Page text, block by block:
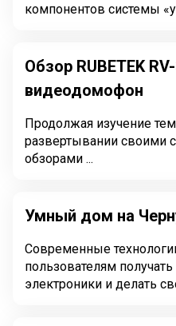
компонентов системы
Обзор RUBETEK
видеодомофон
Продолжая изучение
развертывании своими
обзорами ...
Умный дом на
Современные
пользователям
электроники и делать